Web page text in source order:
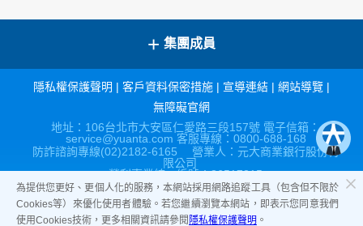
為提供您更好、更個人化的服務，本網站採用網路追蹤工具（包含但不限於
Cookies等）來優化使用者體驗。若您繼續瀏覽本網站，即表示您同意我們
使用Cookies技術，更多相關資訊請參閱 隱私權保護聲明 。
+ 集團成員
隱私權保護聲明 | 客戶資料保密措施 | 宣導連結 | 網站導覽 |
無障礙官網
地址：106台北市大安區仁愛路三段157號 電子信箱：
service@yuanta.com 客服專線：0800-688-168
防詐諮詢專線(02)2182-6165 營業人：元大商業銀行股份有
限公司
營利事業統一編號：86517315